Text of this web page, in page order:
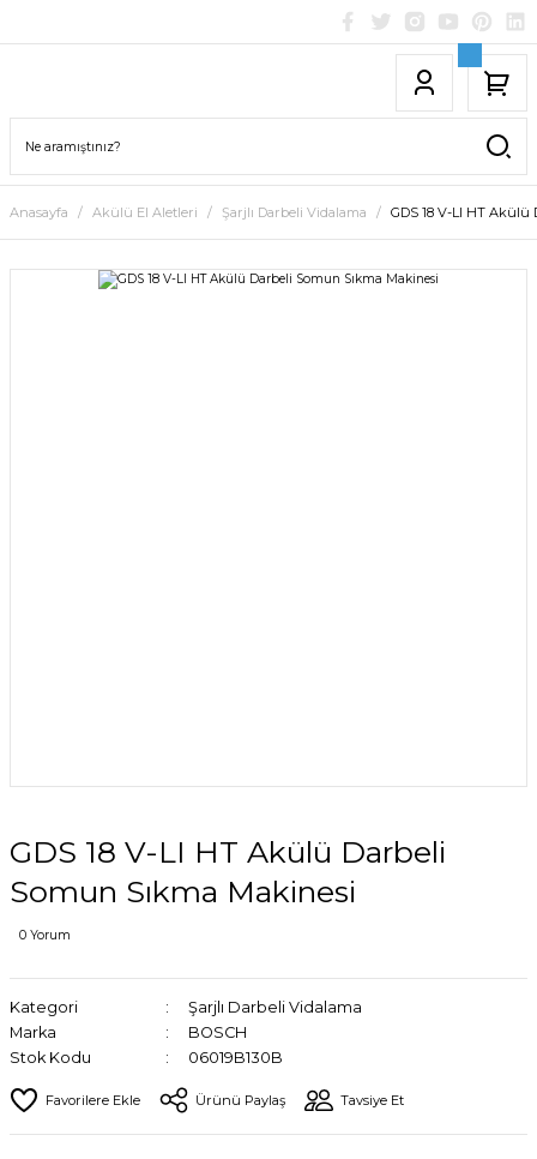
Anasayfa Akülü El Aletleri Şarjlı Darbeli Vidalama GDS 18 V-LI HT
GDS 18 V-LI HT Akülü Darbeli
Somun Sıkma Makinesi
0 Yorum
Kategori
Şarjlı Darbeli Vidalama
Marka
BOSCH
Stok Kodu
06019B130B
Ürünü Paylaş Tavsiye Et